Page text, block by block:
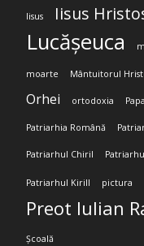
Iisus Iisus
Lucășeuca
moarte Mântuitorul
Orhei ortodoxia
Patriarhia Română
Patriarhul Chiril
Patriarhul Kirill pictura
Preot Iulian
Școală